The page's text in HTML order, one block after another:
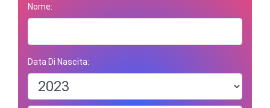
Nome:
Data Di Nascita: